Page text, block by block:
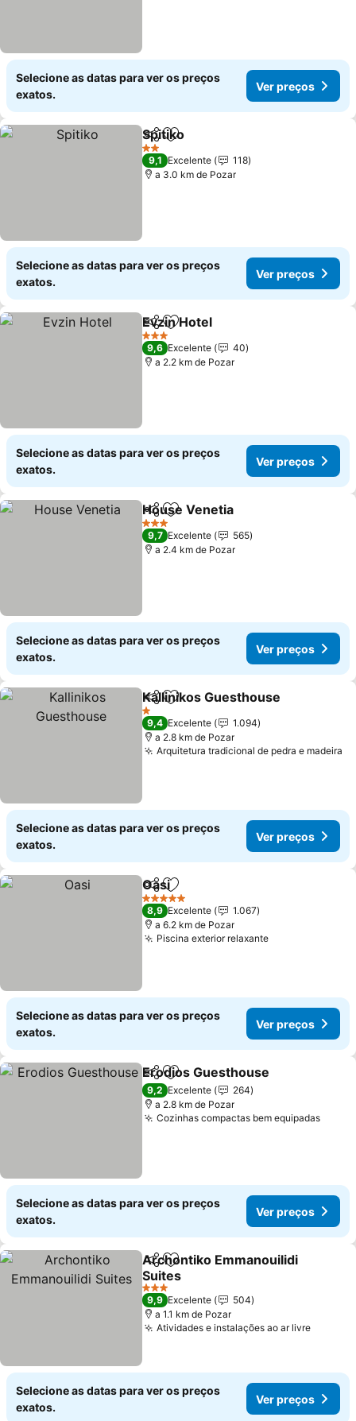
Selecione as datas para ver os preços
exatos.
Ver preços
PartilharAdicionar aos favoritos
Spitiko
2 Estrelas
9,1 Excelente
118
a 3.0 km de Pozar
Selecione as datas para ver os preços
exatos.
Ver preços
PartilharAdicionar aos favoritos
Evzin Hotel
3 Estrelas
9,6 Excelente
40
a 2.2 km de Pozar
Selecione as datas para ver os preços
exatos.
Ver preços
PartilharAdicionar aos favoritos
House Venetia
3 Estrelas
9,7 Excelente
565
a 2.4 km de Pozar
Selecione as datas para ver os preços
exatos.
Ver preços
PartilharAdicionar aos favoritos
Kallinikos Guesthouse
1 Estrelas
9,4 Excelente
1.094
a 2.8 km de Pozar
Arquitetura tradicional de pedra e madeira
Selecione as datas para ver os preços
exatos.
Ver preços
PartilharAdicionar aos favoritos
Oasi
5 Estrelas
8,9 Excelente
1.067
a 6.2 km de Pozar
Piscina exterior relaxanteVer preços
Selecione as datas para ver os preços
exatos.
Ver preços
PartilharAdicionar aos favoritos
Erodios Guesthouse
9,2 Excelente
264
a 2.8 km de Pozar
Cozinhas compactas bem equipadasVer
Selecione as datas para ver os preços
exatos.
Ver preços
PartilharAdicionar aos favoritos
Archontiko Emmanouilidi
Suites
Ver preços
3 Estrelas
9,9 Excelente
504
a 1.1 km de Pozar
Atividades e instalações ao ar livreVer
Selecione as datas para ver os preços
exatos.
Ver preços